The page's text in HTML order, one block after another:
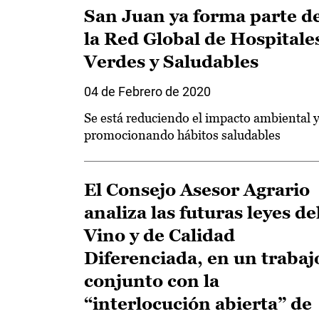
San Juan ya forma parte
la Red Global de
Verdes y Saludables
04 de Febrero de 2020
Se está reduciendo el impacto ambiental y
promocionando hábitos saludables
El Consejo Asesor Agrario
analiza las futuras leyes
Vino y de Calidad
Diferenciada, en un
conjunto con la
“interlocución abierta” de